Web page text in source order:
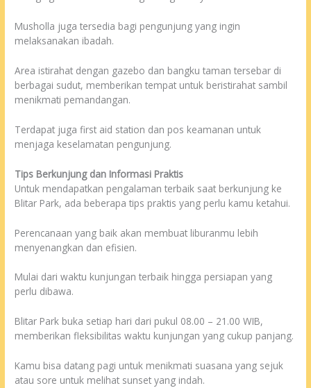
Musholla juga tersedia bagi pengunjung yang ingin
melaksanakan ibadah.
Area istirahat dengan gazebo dan bangku taman tersebar di
berbagai sudut, memberikan tempat untuk beristirahat sambil
menikmati pemandangan.
Terdapat juga first aid station dan pos keamanan untuk
menjaga keselamatan pengunjung.
Tips Berkunjung dan Informasi Praktis
Untuk mendapatkan pengalaman terbaik saat berkunjung ke
Blitar Park, ada beberapa tips praktis yang perlu kamu ketahui.
Perencanaan yang baik akan membuat liburanmu lebih
menyenangkan dan efisien.
Mulai dari waktu kunjungan terbaik hingga persiapan yang
perlu dibawa.
Blitar Park buka setiap hari dari pukul 08.00 – 21.00 WIB,
memberikan fleksibilitas waktu kunjungan yang cukup panjang.
Kamu bisa datang pagi untuk menikmati suasana yang sejuk
atau sore untuk melihat sunset yang indah.